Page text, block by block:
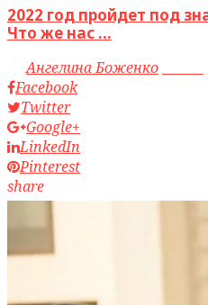
2022 год пройдет под
Что же нас ...
byАнгелина Боженко
Facebook
Twitter
Google+
LinkedIn
Pinterest
share